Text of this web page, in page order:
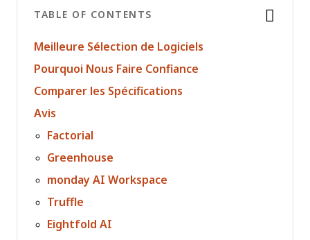
TABLE OF CONTENTS
Meilleure Sélection de Logiciels
Pourquoi Nous Faire Confiance
Comparer les Spécifications
Avis
Factorial
Greenhouse
monday AI Workspace
Truffle
Eightfold AI